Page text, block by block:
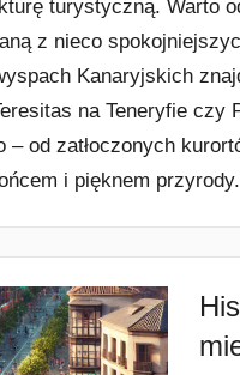
turystyczną. Warto
z nieco
Kanaryjskich
na Teneryfie czy
– od zatłoczonych
i pięknem przyrody.